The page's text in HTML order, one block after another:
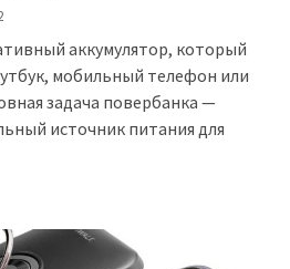
аккумулятор, который
мобильный телефон или
задача повербанка —
источник питания для